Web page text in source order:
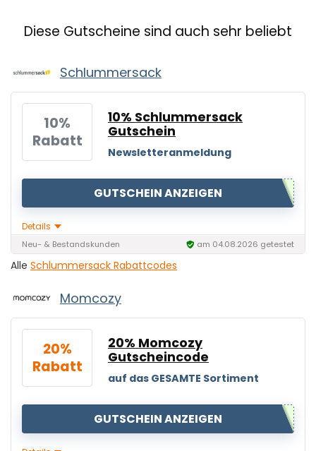
Diese Gutscheine sind auch sehr beliebt
Schlummersack
10%
Rabatt
10% Schlummersack
Gutschein
Newsletteranmeldung
GUTSCHEIN ANZEIGEN
Details
Neu- & Bestandskunden am 04.08.2026 getestet
Alle Schlummersack Rabattcodes
Momcozy
20%
Rabatt
20% Momcozy
Gutscheincode
auf das GESAMTE Sortiment
GUTSCHEIN ANZEIGEN